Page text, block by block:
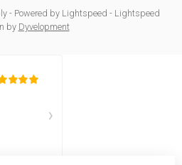
- Powered by Lightspeed - Lightspeed
by Dyvelopment